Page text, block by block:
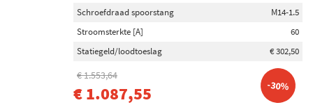
Schroefdraad spoorstang
M14-1.5
Stroomsterkte [A]
60
Statiegeld/loodtoeslag
€ 302,50
€ 1.553,64
€ 1.087,55 -30%